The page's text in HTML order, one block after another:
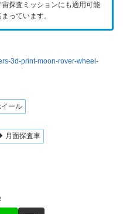
探査ミッションにも適用可能
っています。
3d-print-moon-rover-wheel-
ール
月面探査車